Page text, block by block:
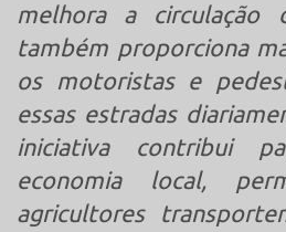
melhora a circulação
também proporciona
os motoristas e
essas estradas
iniciativa contribui
economia local,
agricultores